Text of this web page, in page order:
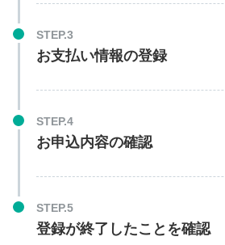
STEP.3
お支払い情報の登録
STEP.4
お申込内容の確認
STEP.5
登録が終了したことを確認